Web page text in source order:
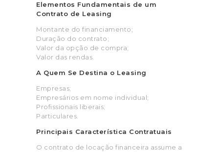
Elementos Fundamentais de um
Contrato de Leasing
Montante do financiamento;
Duração do contrato;
Valor da opção de compra;
Valor das rendas.
A Quem Se Destina o Leasing
Empresas;
Empresários em nome individual;
Profissionais liberais;
Particulares.
Principais Característica Contratuais
O contrato de locação financeira assume a